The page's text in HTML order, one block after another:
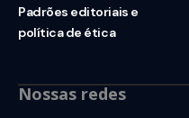
Padrões editoriais e
política de ética
Nossas redes